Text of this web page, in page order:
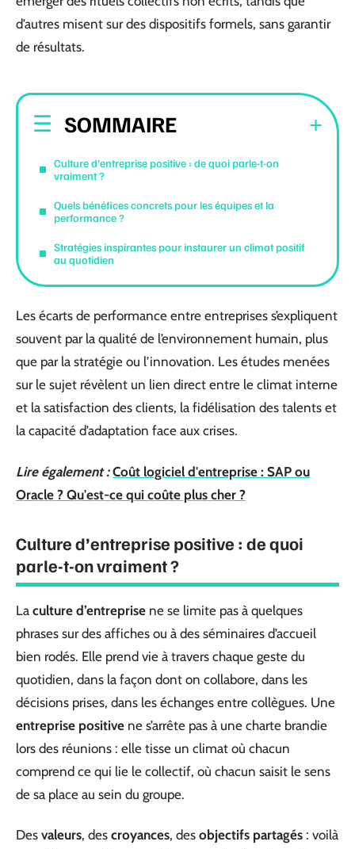
d’autres misent sur des dispositifs formels, sans garantir
de résultats.
SOMMAIRE
Culture d’entreprise positive : de quoi parle-t-on
vraiment ?
Quels bénéfices concrets pour les équipes et la
performance ?
Stratégies inspirantes pour instaurer un climat positif
au quotidien
Les écarts de performance entre entreprises s’expliquent
souvent par la qualité de l’environnement humain, plus
que par la stratégie ou l’innovation. Les études menées
sur le sujet révèlent un lien direct entre le climat interne
et la satisfaction des clients, la fidélisation des talents et
la capacité d’adaptation face aux crises.
Lire également : Coût logiciel d'entreprise : SAP ou
Oracle ? Qu'est-ce qui coûte plus cher ?
Culture d’entreprise positive : de quoi
parle-t-on vraiment ?
La culture d’entreprise ne se limite pas à quelques
phrases sur des affiches ou à des séminaires d’accueil
bien rodés. Elle prend vie à travers chaque geste du
quotidien, dans la façon dont on collabore, dans les
décisions prises, dans les échanges entre collègues. Une
entreprise positive ne s’arrête pas à une charte brandie
lors des réunions : elle tisse un climat où chacun
comprend ce qui lie le collectif, où chacun saisit le sens
de sa place au sein du groupe.
Des valeurs, des croyances, des objectifs partagés : voilà